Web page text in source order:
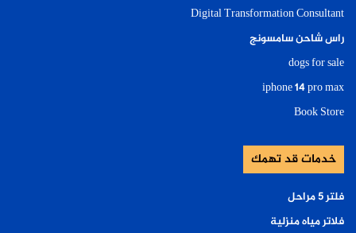
Digital Transformation Consultant
راس شاحن سامسونج
dogs for sale
iphone 14 pro max
Book Store
خدمات قد تهمك
فلتر ٥ مراحل
فلاتر مياه منزلية